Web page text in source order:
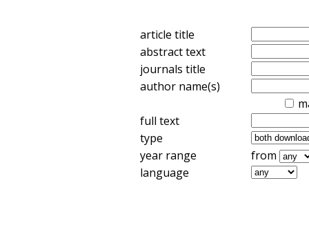
article title
abstract text
journals title
author name(s)
full text
type
year range
from
language